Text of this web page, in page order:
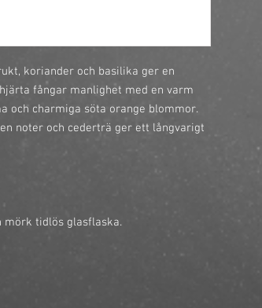
koriander och basilika ger en
fångar manlighet med en varm
och charmiga söta orange blommor.
noter och cederträ ger ett långvarigt
mörk tidlös glasflaska.